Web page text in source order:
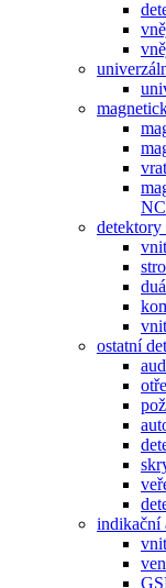
ostatní
indikační